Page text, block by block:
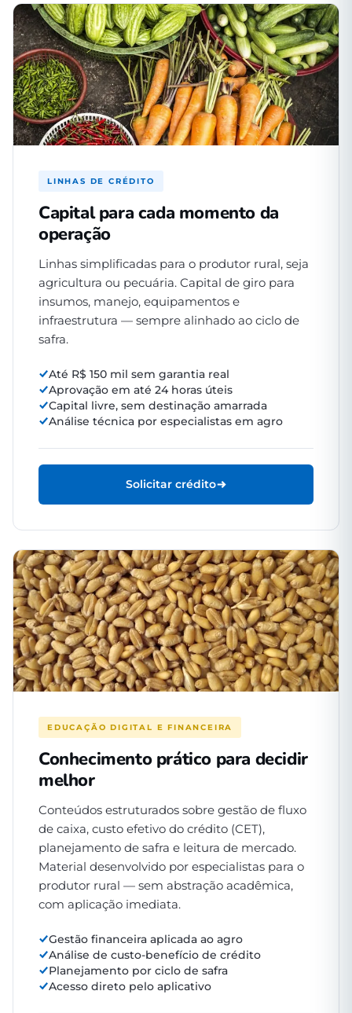
LINHAS DE CRÉDITO
Capital para cada momento da
operação
Linhas simplificadas para o produtor rural, seja
agricultura ou pecuária. Capital de giro para
insumos, manejo, equipamentos e
infraestrutura — sempre alinhado ao ciclo de
safra.
Até R$ 150 mil sem garantia real
Aprovação em até 24 horas úteis
Capital livre, sem destinação amarrada
Análise técnica por especialistas em agro
Solicitar crédito
EDUCAÇÃO DIGITAL E FINANCEIRA
Conhecimento prático para decidir
melhor
Conteúdos estruturados sobre gestão de fluxo
de caixa, custo efetivo do crédito (CET),
planejamento de safra e leitura de mercado.
Material desenvolvido por especialistas para o
produtor rural — sem abstração acadêmica,
com aplicação imediata.
Gestão financeira aplicada ao agro
Análise de custo-benefício de crédito
Planejamento por ciclo de safra
Acesso direto pelo aplicativo